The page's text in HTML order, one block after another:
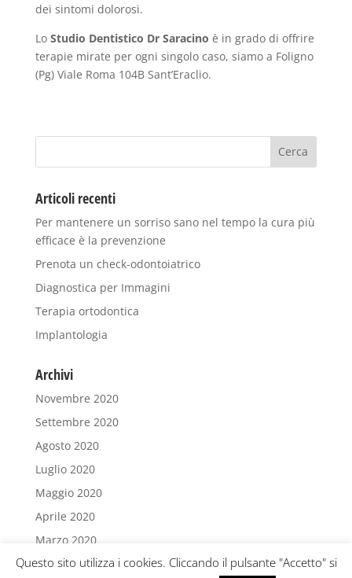
dei sintomi dolorosi.
Lo Studio Dentistico Dr Saracino è in grado di offrire
terapie mirate per ogni singolo caso, siamo a Foligno
(Pg) Viale Roma 104B Sant’Eraclio.
Articoli recenti
Per mantenere un sorriso sano nel tempo la cura più
efficace è la prevenzione
Prenota un check-odontoiatrico
Diagnostica per Immagini
Terapia ortodontica
Implantologia
Archivi
Novembre 2020
Settembre 2020
Agosto 2020
Luglio 2020
Maggio 2020
Aprile 2020
Marzo 2020
Febbraio 2020
Questo sito utilizza i cookies. Cliccando il pulsante "Accetto" si